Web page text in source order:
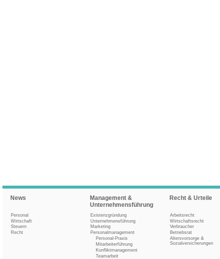
News
Personal
Wirtschaft
Steuern
Recht
Management &
Unternehmensführung
Existenzgründung
Unternehmensführung
Marketing
Personalmanagement
Personal-Praxis
Mitarbeiterführung
Konfliktmanagement
Teamarbeit
Recht & Urteile
Arbeitsrecht
Wirtschaftsrecht
Verbraucher
Betriebsrat
Altersvorsorge &
Sozialversicherungen